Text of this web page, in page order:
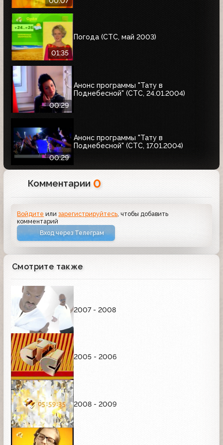
01:35
Погода (СТС, май 2003)
00:29
Анонс программы "Тату в
Поднебесной" (СТС, 24.01.2004)
00:29
Анонс программы "Тату в
Поднебесной" (СТС, 17.01.2004)
Комментарии 0
Войдите илизарегистрируйтесь , чтобы добавить
комментарий
Вход через Телеграм
Смотрите также
2007 - 2008
2005 - 2006
2008 - 2009